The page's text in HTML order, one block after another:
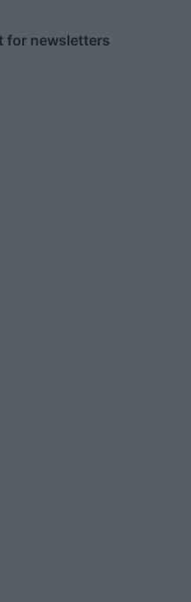
for newsletters